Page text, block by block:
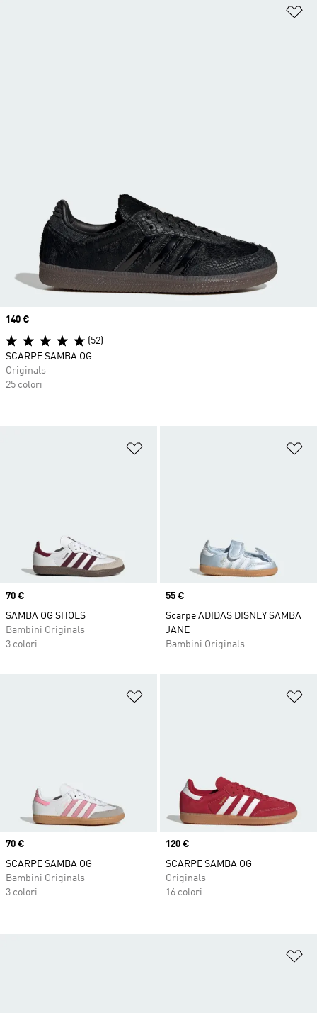
Aggiungi alla lista dei desideri
Price
70 €
SAMBA OG SHOES
Bambini Originals
3 colori
Price
55 €
Scarpe ADIDAS DISNEY SAMBA
JANE
Bambini Originals
Aggiungi alla lista dei desideri
Price
70 €
SCARPE SAMBA OG
Bambini Originals
3 colori
Price
120 €
SCARPE SAMBA OG
Originals
16 colori
Price
140 €
(52)
SCARPE SAMBA OG
Originals
25 colori